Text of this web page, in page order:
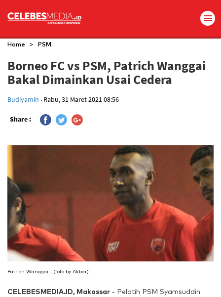
Home > PSM
Borneo FC vs PSM, Patrich Wanggai
Bakal Dimainkan Usai Cedera
Budiyamin . Rabu, 31 Maret 2021 08:56
Share :
Patrich Wanggai - (foto by Akbar)
CELEBESMEDIA.ID, Makassar - Pelatih PSM Syamsuddin